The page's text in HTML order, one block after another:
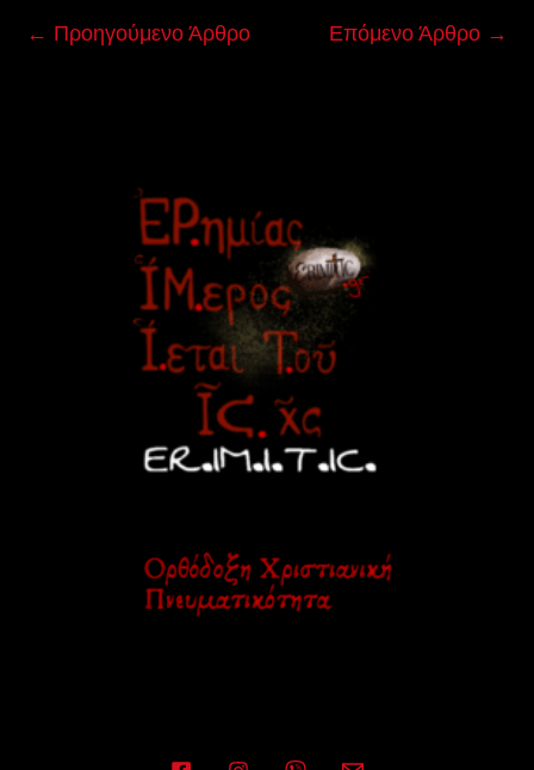
← Προηγούμενο Άρθρο Επόμενο Άρθρο →